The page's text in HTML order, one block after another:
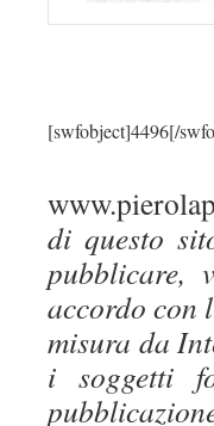
[swfobject]4496[/
di questo
pubblicare,
accordo con
misura da
i soggetti